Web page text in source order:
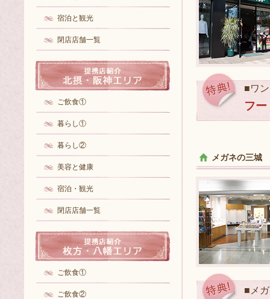
宿泊と観光
閉店店舗一覧
ご飲食①
暮らし①
暮らし②
美容と健康
宿泊・観光
閉店店舗一覧
ご飲食①
ご飲食②
■ワ
フ
メガネの三城
■メ